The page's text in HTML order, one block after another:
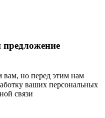
вам, но перед этим нам
ваших персональных
связи